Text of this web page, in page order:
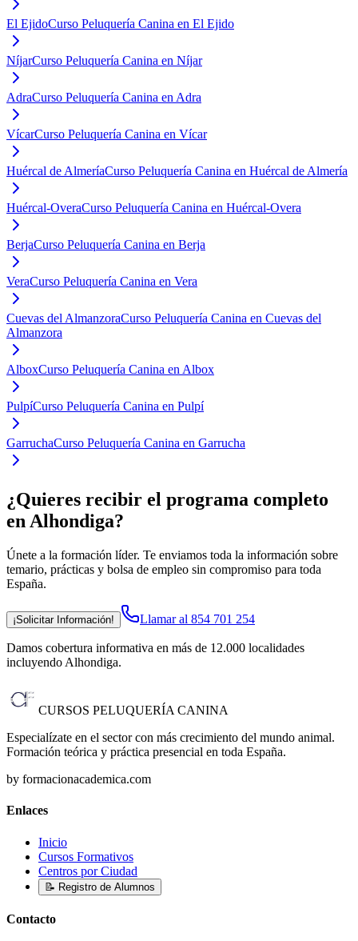
El EjidoCurso Peluquería Canina en El Ejido
NíjarCurso Peluquería Canina en Níjar
AdraCurso Peluquería Canina en Adra
VícarCurso Peluquería Canina en Vícar
Huércal de AlmeríaCurso Peluquería Canina en Huércal de Almería
Huércal-OveraCurso Peluquería Canina en Huércal-Overa
BerjaCurso Peluquería Canina en Berja
VeraCurso Peluquería Canina en Vera
Cuevas del AlmanzoraCurso Peluquería Canina en Cuevas del
Almanzora
AlboxCurso Peluquería Canina en Albox
PulpíCurso Peluquería Canina en Pulpí
GarruchaCurso Peluquería Canina en Garrucha
¿Quieres recibir el programa completo
en Alhondiga?
Únete a la formación líder. Te enviamos toda la información sobre
temario, prácticas y bolsa de empleo sin compromiso para toda
España.
¡Solicitar Información! Llamar al 854 701 254
Damos cobertura informativa en más de 12.000 localidades
incluyendo Alhondiga.
CURSOS PELUQUERÍA CANINA
Especialízate en el sector con más crecimiento del mundo animal.
Formación teórica y práctica presencial en toda España.
by formacionacademica.com
Enlaces
Inicio
Cursos Formativos
Centros por Ciudad
📝 Registro de Alumnos
Contacto